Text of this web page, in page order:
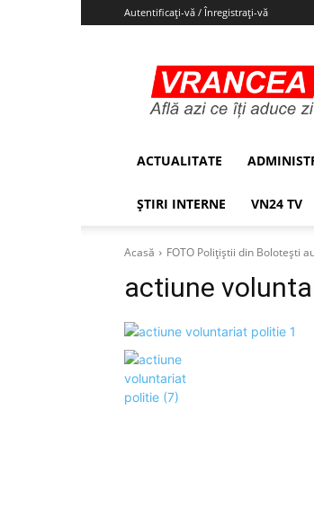
Autentificați-vă / Înregistrați-vă
ACTUALITATE
ȘTIRI INTERNE VN24 TV
Acasă FOTO Polițiștii din Bolotești
actiune